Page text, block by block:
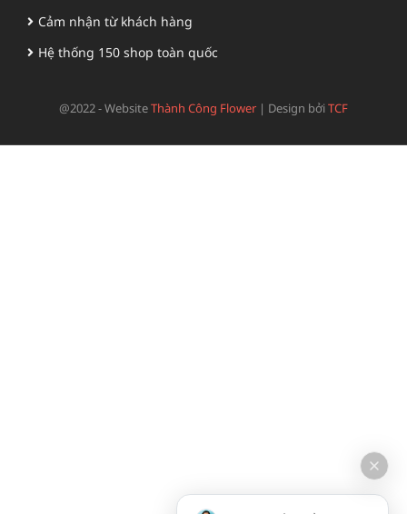
Cảm nhận từ khách hàng
Hệ thống 150 shop toàn quốc
@2022 - WebsiteThành Công Flower | Design bởiTCF